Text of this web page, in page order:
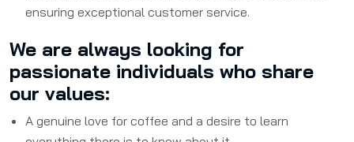
ensuring exceptional customer service.
We are always looking for
passionate individuals who share
our values:
A genuine love for coffee and a desire to learn